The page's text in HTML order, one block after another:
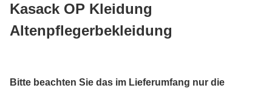
Kasack OP Kleidung
Altenpflegerbekleidung
Bitte beachten Sie das im Lieferumfang nur die